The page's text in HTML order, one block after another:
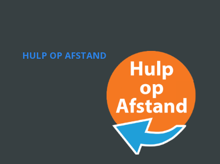
HULP OP AFSTAND